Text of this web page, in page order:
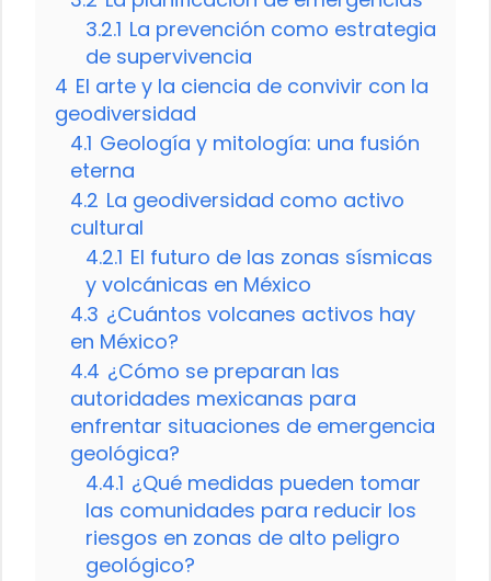
3.2.1 La prevención como estrategia
de supervivencia
4 El arte y la ciencia de convivir con la
geodiversidad
4.1 Geología y mitología: una fusión
eterna
4.2 La geodiversidad como activo
cultural
4.2.1 El futuro de las zonas sísmicas
y volcánicas en México
4.3 ¿Cuántos volcanes activos hay
en México?
4.4 ¿Cómo se preparan las
autoridades mexicanas para
enfrentar situaciones de emergencia
geológica?
4.4.1 ¿Qué medidas pueden tomar
las comunidades para reducir los
riesgos en zonas de alto peligro
geológico?